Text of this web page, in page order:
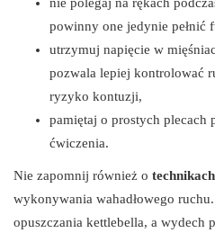
powinny one jedynie pełnić
utrzymuj napięcie w
pozwala lepiej kontrolować
ryzyko kontuzji,
pamiętaj o prostych plecach
ćwiczenia.
Nie zapomnij również o
wykonywania wahadłowego
opuszczania kettlebella, a wydech